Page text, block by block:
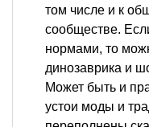
том числе и к
сообществе.
нормами, то
динозаврика и
Может быть и
устои моды и